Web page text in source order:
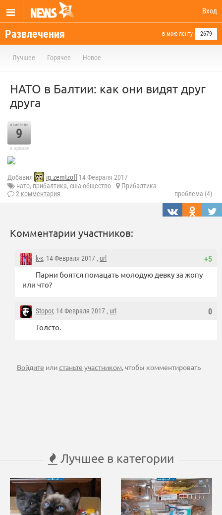
Вход
Развлечения в мою ленту 2679
Лучшее Горячее Новое
НАТО в Балтии: как они видят друг
друга
отметили
9
в архиве
Добавил ig.zemtzoff14 Февраля 2017
нато, прибалтика, сша общество
Прибалтика
2 комментария
проблема (4)
Комментарии участников:
+5
k-s, 14 Февраля 2017 , url
Парни боятся помацать молодую девку за жопу
или что?
0
Stopor, 14 Февраля 2017 , url
Толсто.
Войдите илистаньте участником, чтобы комментировать
Лучшее в категории